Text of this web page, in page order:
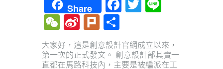
Share
WeChat
Sina
Weibo
Plurk
大家好，這是創意設計官網成立以來，
第一次的正式發文。 創意設計部其實一
直都在馬路科技內，主要是被編派在工